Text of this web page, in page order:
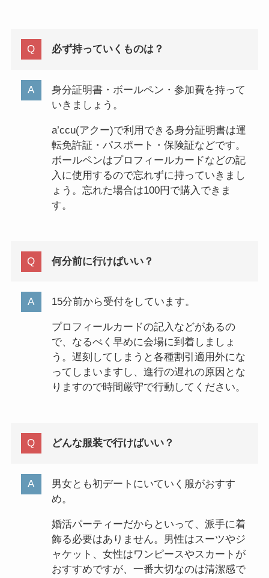
必ず持っていくものは？
身分証明書・ボールペン・参加費を持って
いきましょう。
a’ccu(アクー)で利用できる身分証明書は運
転免許証・パスポート・保険証などです。
ボールペンはプロフィールカードなどの記
入に使用するので忘れずに持っていきまし
ょう。忘れた場合は100円で購入できま
す。
何分前に行けばいい？
15分前から受付をしています。
プロフィールカードの記入などがあるの
で、なるべく早めに会場に到着しましょ
う。遅刻してしまうと各種割引適用外にな
ってしまいますし、進行の遅れの原因とな
りますので時間厳守で行動してください。
どんな服装で行けばいい？
男女とも初デートにいていく服がおすす
め。
婚活パーティーだからといって、派手に着
飾る必要はありません。男性はスーツやジ
ャケット、女性はワンピースやスカートが
おすすめですが、一番大切なのは清潔感で